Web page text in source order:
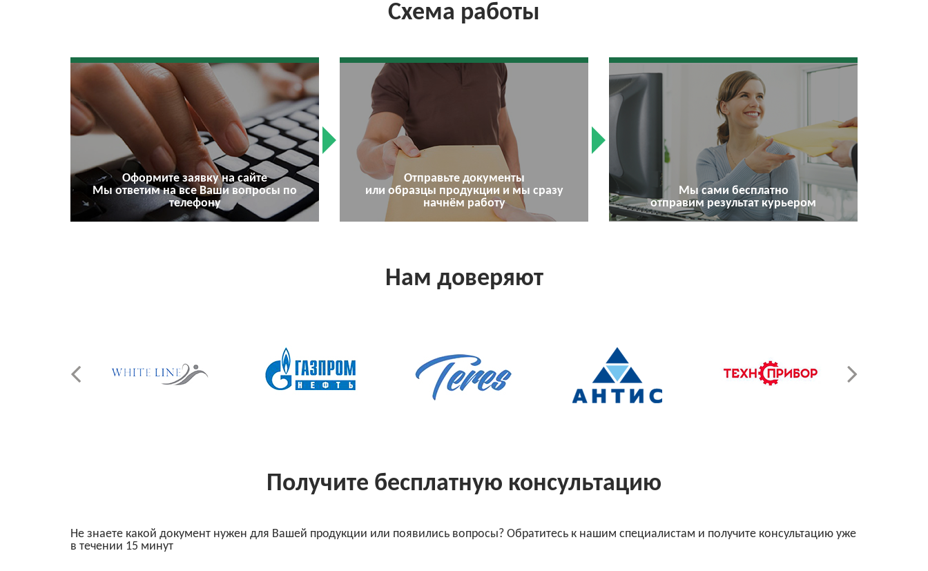
Схема работы
Оформите заявку на сайте
Мы ответим на все Ваши вопросы по
телефону
Отправьте документы
или образцы продукции и мы сразу
начнём работу
Мы сами бесплатно
отправим результат курьером
Нам доверяют
Получите бесплатную консультацию
Не знаете какой документ нужен для Вашей продукции или появились вопросы? Обратитесь к нашим специалистам и получите консультацию уже
в течении 15 минут